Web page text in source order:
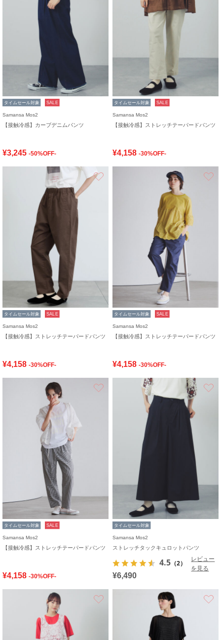
タイムセール対象 SALE
Samansa Mos2
【接触冷感】カーブデニムパンツ
¥3,245 -50%OFF-
タイムセール対象 SALE
Samansa Mos2
【接触冷感】ストレッチテーパードパンツ
¥4,158 -30%OFF-
タイムセール対象 SALE
Samansa Mos2
【接触冷感】ストレッチテーパードパンツ
¥4,158 -30%OFF-
タイムセール対象 SALE
Samansa Mos2
【接触冷感】ストレッチテーパードパンツ
¥4,158 -30%OFF-
タイムセール対象 SALE
Samansa Mos2
【接触冷感】ストレッチテーパードパンツ
¥4,158 -30%OFF-
タイムセール対象
Samansa Mos2
ストレッチタックキュロットパンツ
4.5 （2）
レビュー
を見る
¥6,490